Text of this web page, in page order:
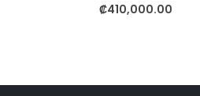
0out of 5
₡410,000.00